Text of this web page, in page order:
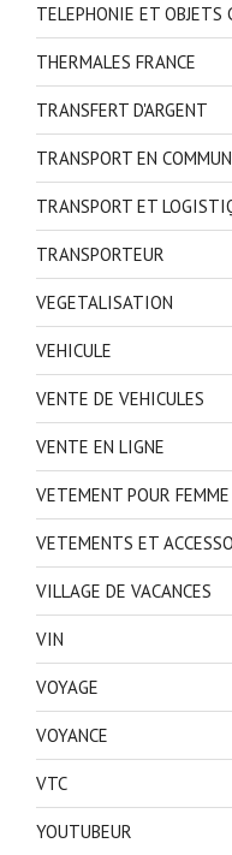
TELEPHONIE ET OBJETS
THERMALES FRANCE
TRANSFERT D'ARGENT
TRANSPORT EN COMMUN
TRANSPORT ET
TRANSPORTEUR
VEGETALISATION
VEHICULE
VENTE DE VEHICULES
VENTE EN LIGNE
VETEMENT POUR FEMME
VETEMENTS ET
VILLAGE DE VACANCES
VIN
VOYAGE
VOYANCE
VTC
YOUTUBEUR